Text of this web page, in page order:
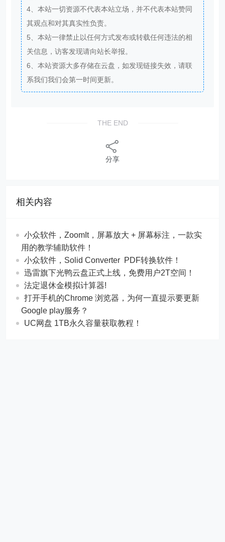
4、本站一切资源不代表本站立场，并不代表本站赞同
其观点和对其真实性负责。
5、本站一律禁止以任何方式发布或转载任何违法的相
关信息，访客发现请向站长举报。
6、本站资源大多存储在云盘，如发现链接失效，请联
系我们我们会第一时间更新。
THE END
分享
相关内容
​​小众软件，ZoomIt，屏幕放大 + 屏幕标注，一款实
用的教学辅助软件！
​​小众软件，Solid Converter PDF转换软件！
迅雷旗下光鸭云盘正式上线，免费用户2T空间！
法定退休金模拟计算器!
打开手机的Chrome 浏览器，为何一直提示要更新
Google play服务？
UC网盘 1TB永久容量获取教程！